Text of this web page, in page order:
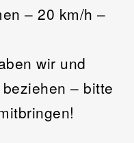
– 20 km/h –
wir und
– bitte